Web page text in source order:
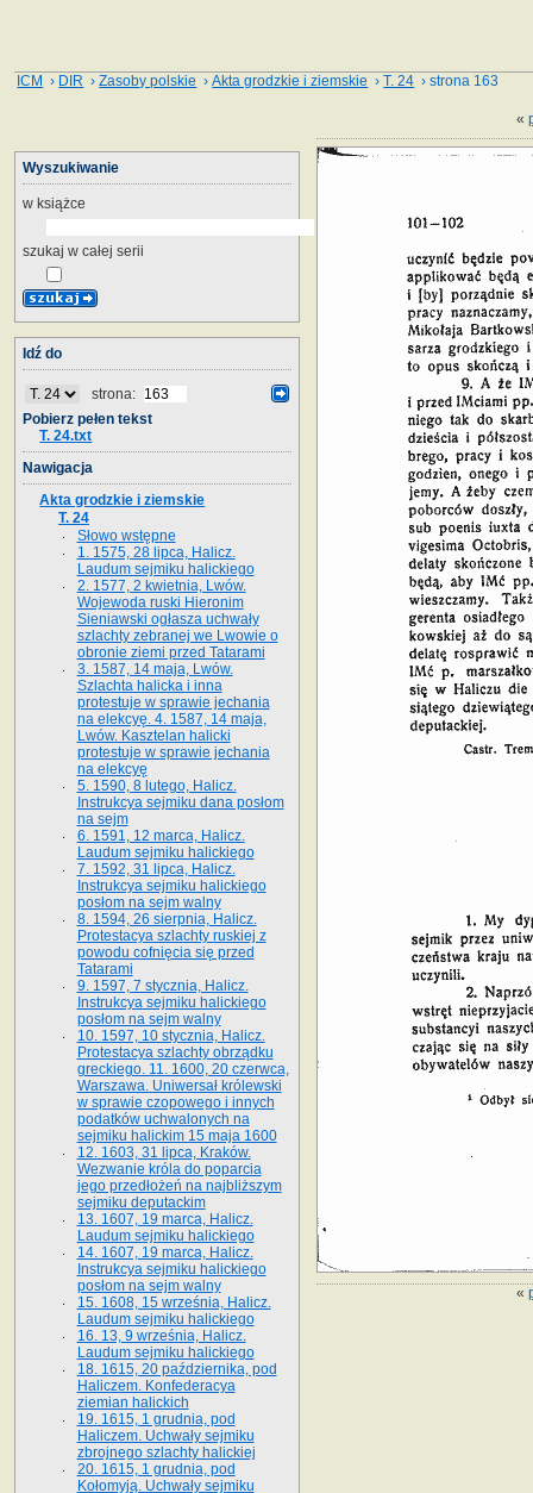
ICM › DIR ›Zasoby polskie ›Akta grodzkie i ziemskie ›T. 24 › strona 163
«
«
Wyszukiwanie
w książce
szukaj w całej serii
Idź do
strona:
Pobierz pełen tekst
T. 24.txt
Nawigacja
Akta grodzkie i ziemskie
T. 24
Słowo wstępne
1. 1575, 28 lipca, Halicz.
Laudum sejmiku halickiego
2. 1577, 2 kwietnia, Lwów.
Wojewoda ruski Hieronim
Sieniawski ogłasza uchwały
szlachty zebranej we Lwowie o
obronie ziemi przed Tatarami
3. 1587, 14 maja, Lwów.
Szlachta halicka i inna
protestuje w sprawie jechania
na elekcyę. 4. 1587, 14 maja,
Lwów. Kasztelan halicki
protestuje w sprawie jechania
na elekcyę
5. 1590, 8 lutego, Halicz.
Instrukcya sejmiku dana posłom
na sejm
6. 1591, 12 marca, Halicz.
Laudum sejmiku halickiego
7. 1592, 31 lipca, Halicz.
Instrukcya sejmiku halickiego
posłom na sejm walny
8. 1594, 26 sierpnia, Halicz.
Protestacya szlachty ruskiej z
powodu cofnięcia się przed
Tatarami
9. 1597, 7 stycznia, Halicz.
Instrukcya sejmiku halickiego
posłom na sejm walny
10. 1597, 10 stycznia, Halicz.
Protestacya szlachty obrządku
greckiego. 11. 1600, 20 czerwca,
Warszawa. Uniwersał królewski
w sprawie czopowego i innych
podatków uchwalonych na
sejmiku halickim 15 maja 1600
12. 1603, 31 lipca, Kraków.
Wezwanie króla do poparcia
jego przedłożeń na najbliższym
sejmiku deputackim
13. 1607, 19 marca, Halicz.
Laudum sejmiku halickiego
14. 1607, 19 marca, Halicz.
Instrukcya sejmiku halickiego
posłom na sejm walny
15. 1608, 15 września, Halicz.
Laudum sejmiku halickiego
16. 13, 9 września, Halicz.
Laudum sejmiku halickiego
18. 1615, 20 października, pod
Haliczem. Konfederacya
ziemian halickich
19. 1615, 1 grudnia, pod
Haliczem. Uchwały sejmiku
zbrojnego szlachty halickiej
20. 1615, 1 grudnia, pod
Kołomyją. Uchwały sejmiku